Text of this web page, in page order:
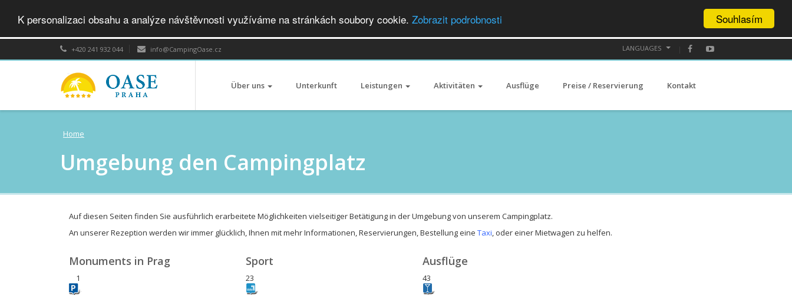
Souhlasím
K personalizaci obsahu a analýze návštěvnosti využíváme na stránkách soubory cookie. Zobrazit podrobnosti
+420 241 932 044 info@CampingOase.cz LANGUAGES
Über uns Unterkunft Leistungen Aktivitäten Ausflüge Preise / Reservierung Kontakt
Home
Umgebung den Campingplatz
Auf diesen Seiten finden Sie ausführlich erarbeitete Möglichkeiten vielseitiger Betätigung in der Umgebung von unserem Campingplatz.
An unserer Rezeption werden wir immer glücklich, Ihnen mit mehr Informationen, Reservierungen, Bestellung eine Taxi, oder einer Mietwagen zu helfen.
Monuments in Prag
1
Sport
23
Ausflüge
43